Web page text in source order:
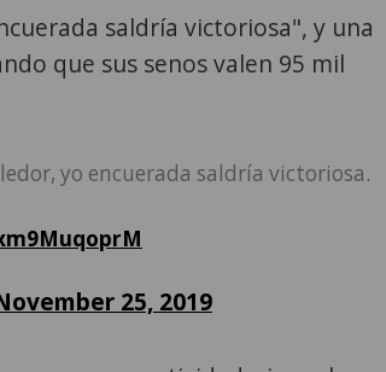
saldría victoriosa", y una
que sus senos valen 95 mil
yo encuerada saldría victoriosa.
25, 2019